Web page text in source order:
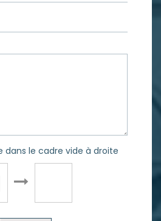
dans le cadre vide à droite